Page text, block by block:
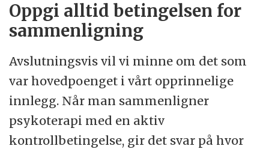
Oppgi alltid betingelsen for
sammenligning
Avslutningsvis vil vi minne om det som
var hovedpoenget i vårt opprinnelige
innlegg. Når man sammenligner
psykoterapi med en aktiv
kontrollbetingelse, gir det svar på hvor